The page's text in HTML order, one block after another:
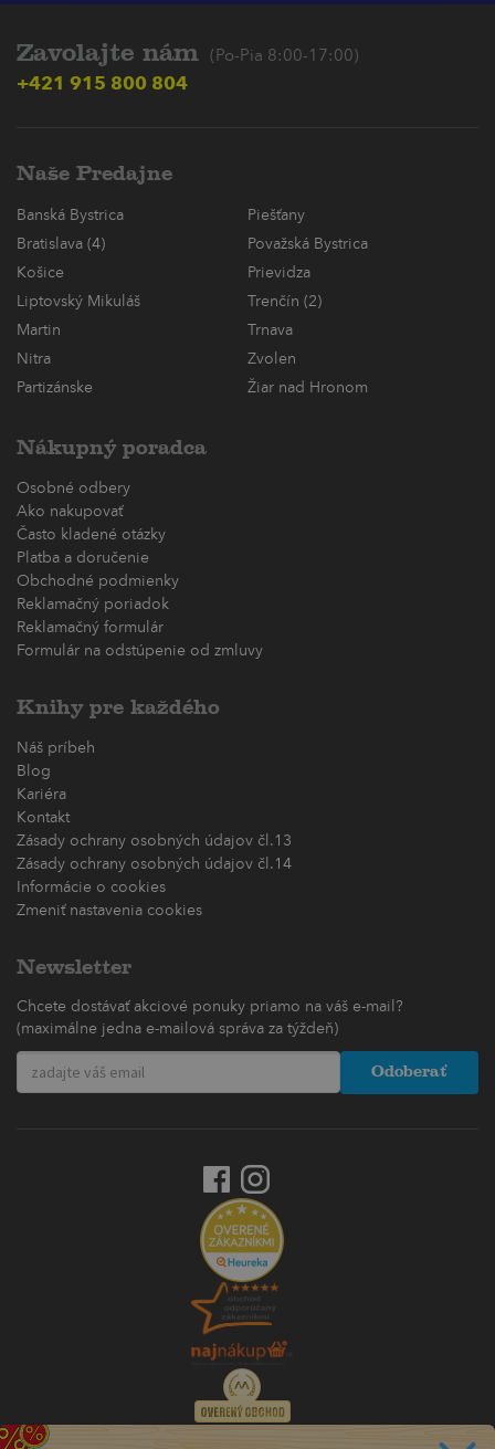
Zavolajte nám (Po-Pia 8:00-17:00)
+421 915 800 804
Naše Predajne
Banská Bystrica
Piešťany
Bratislava (4)
Považská Bystrica
Košice
Prievidza
Liptovský Mikuláš
Trenčín (2)
Martin
Trnava
Nitra
Zvolen
Partizánske
Žiar nad Hronom
Nákupný poradca
Osobné odbery
Ako nakupovať
Často kladené otázky
Platba a doručenie
Obchodné podmienky
Reklamačný poriadok
Reklamačný formulár
Formulár na odstúpenie od zmluvy
Knihy pre každého
Náš príbeh
Blog
Kariéra
Kontakt
Zásady ochrany osobných údajov čl.13
Zásady ochrany osobných údajov čl.14
Informácie o cookies
Zmeniť nastavenia cookies
Newsletter
Chcete dostávať akciové ponuky priamo na váš e-mail?
(maximálne jedna e-mailová správa za týždeň)
Odoberať